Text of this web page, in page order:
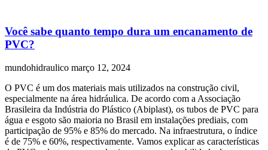
Você sabe quanto tempo dura um encanamento de
PVC?
mundohidraulico março 12, 2024
O PVC é um dos materiais mais utilizados na construção civil,
especialmente na área hidráulica. De acordo com a Associação
Brasileira da Indústria do Plástico (Abiplast), os tubos de PVC para
água e esgoto são maioria no Brasil em instalações prediais, com
participação de 95% e 85% do mercado. Na infraestrutura, o índice
é de 75% e 60%, respectivamente. Vamos explicar as características